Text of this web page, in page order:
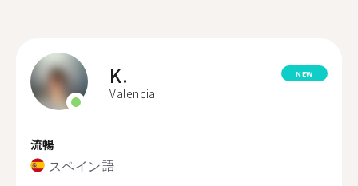
K.
Valencia
NEW
流暢
スペイン語